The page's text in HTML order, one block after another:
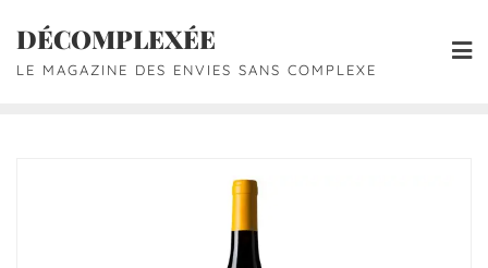
DÉCOMPLEXÉE
LE MAGAZINE DES ENVIES SANS COMPLEXE